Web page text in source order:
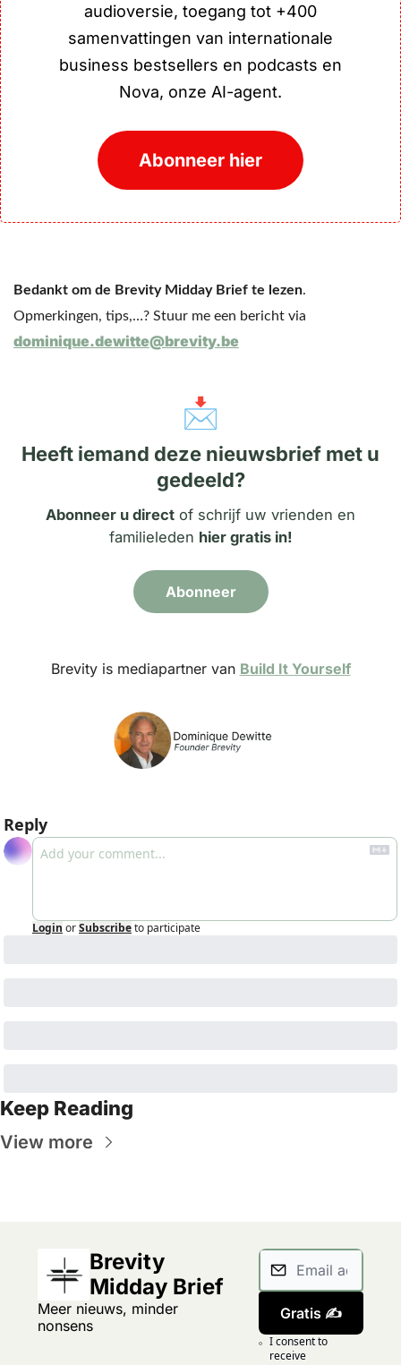
audioversie, toegang tot +400
samenvattingen van internationale
business bestsellers en podcasts en
Nova, onze AI-agent.
Abonneer hier
Bedankt om de Brevity Midday Brief te lezen.
dominique.dewitte@brevity.be
📩
Heeft iemand deze nieuwsbrief met u
gedeeld?
Abonneer u direct of schrijf uw vrienden en
familieleden hier gratis in!
Abonneer
Brevity is mediapartner van Build It Yourself
Reply
Login orSubscribeto participate
Keep Reading
View more
Brevity
Midday Brief
Meer nieuws, minder
nonsens
Gratis ✍️
I consent to
receive